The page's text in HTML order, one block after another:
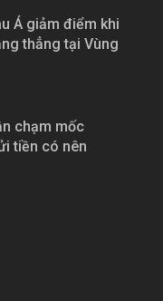
Á giảm điểm khi
thẳng tại Vùng
chạm mốc
tiền có nên